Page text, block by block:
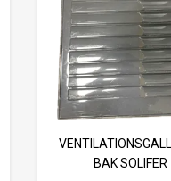
BAK SOLIFER